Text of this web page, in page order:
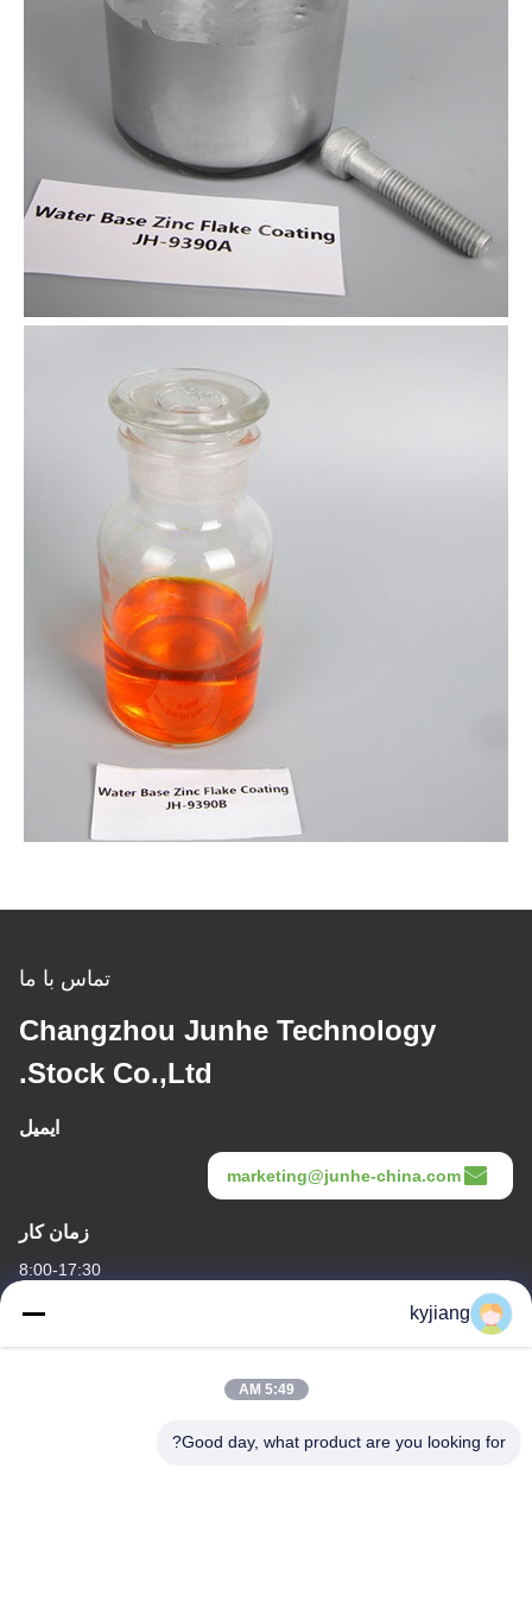
تماس با ما
Changzhou Junhe Technology
Stock Co.,Ltd.
ایمیل
marketing@junhe-china.com
زمان کار
8:00-17:30
آدرس ما kyjiang
5:49 AM
Good day, what product are you looking for?